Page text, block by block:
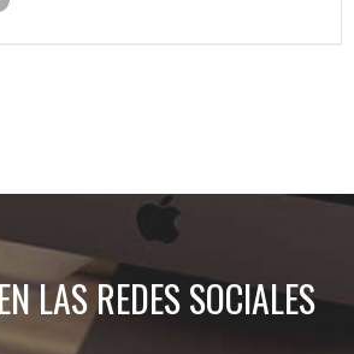
LAS REDES SOCIALES